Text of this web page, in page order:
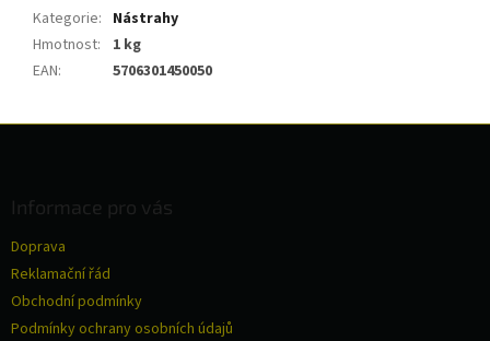
Kategorie: Nástrahy
Hmotnost:
1 kg
EAN: 5706301450050
Informace pro vás
Doprava
Reklamační řád
Obchodní podmínky
Podmínky ochrany osobních údajů